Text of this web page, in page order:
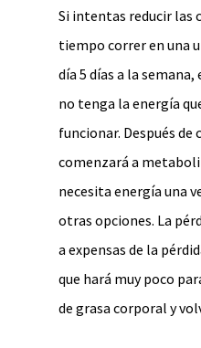
Si intentas reducir las
tiempo correr en una
día 5 días a la
no tenga la energía
funcionar. Después
comenzará a
necesita energía una
otras opciones. La
a expensas de la
que hará muy poco
de grasa corporal y